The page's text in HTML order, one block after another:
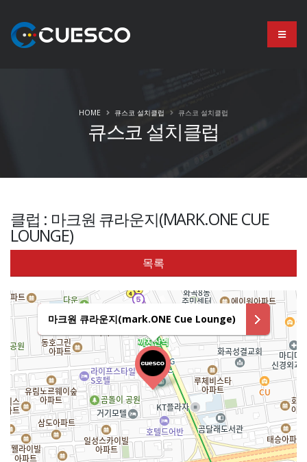
큐스코 설치클럽
HOME 큐스코 설치클럽 큐스코 설치클럽
클럽 : 마크원 큐라운지(MARK.ONE CUE
LOUNGE)
목록
마크원 큐라운지(mark.ONE Cue Lounge)